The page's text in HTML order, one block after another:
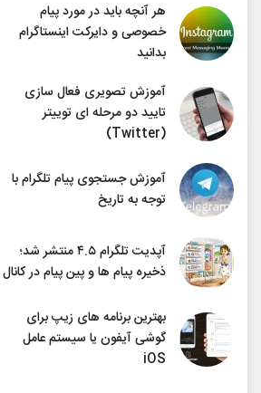
هر آنچه باید در مورد پیام
خصوصی و دایرکت اینستاگرام
بدانید
آموزش تصویری فعال سازی
تایید دو مرحله ای توییتر
(Twitter)
آموزش جستجوی پیام تلگرام با
توجه به تاریخ
آپدیت تلگرام ۴.۵ منتشر شد؛
ذخیره پیام ها و پین پیام در کانال
بهترین برنامه های زیپ برای
گوشی آیفون یا سیستم عامل
iOS